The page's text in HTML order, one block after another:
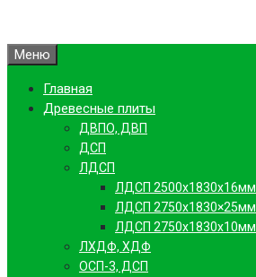
Меню
Главная
Древесные плиты
ДВПО, ДВП
ДСП
ЛДСП
ЛДСП 2500х1830х16мм
ЛДСП 2750х1830×25мм.
ЛДСП 2750х1830х10мм.
ЛХДФ, ХДФ
ОСП-3, ДСП